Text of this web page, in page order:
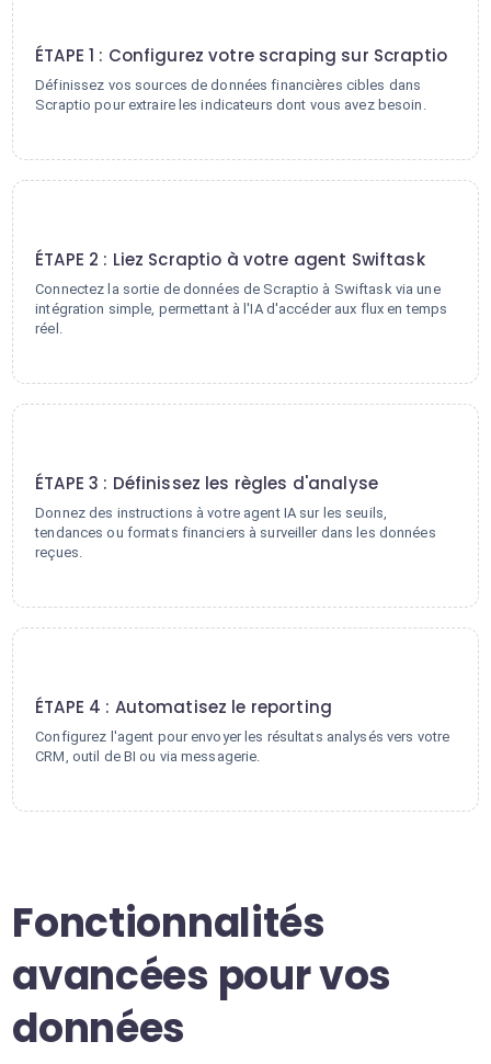
ÉTAPE 1 : Configurez votre scraping sur Scraptio
Définissez vos sources de données financières cibles dans
Scraptio pour extraire les indicateurs dont vous avez besoin.
ÉTAPE 2 : Liez Scraptio à votre agent Swiftask
Connectez la sortie de données de Scraptio à Swiftask via une
intégration simple, permettant à l'IA d'accéder aux flux en temps
réel.
ÉTAPE 3 : Définissez les règles d'analyse
Donnez des instructions à votre agent IA sur les seuils,
tendances ou formats financiers à surveiller dans les données
reçues.
ÉTAPE 4 : Automatisez le reporting
Configurez l'agent pour envoyer les résultats analysés vers votre
CRM, outil de BI ou via messagerie.
Fonctionnalités
avancées pour vos
données